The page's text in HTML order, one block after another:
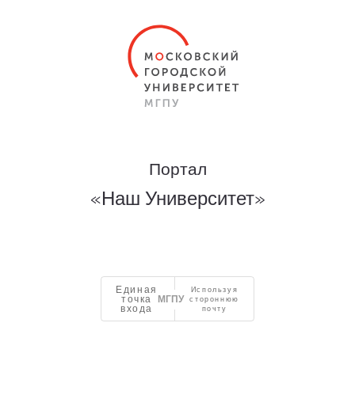
Портал
«Наш Университет»
Единая
точка
входа
Используя
стороннюю
почту